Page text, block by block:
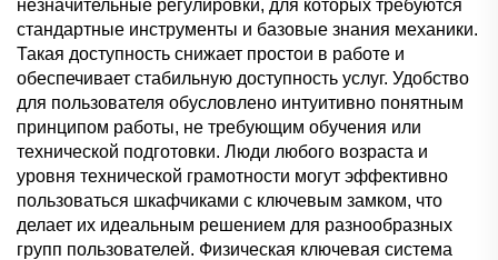
незначительные регулировки, для которых требуются
стандартные инструменты и базовые знания механики.
Такая доступность снижает простои в работе и
обеспечивает стабильную доступность услуг. Удобство
для пользователя обусловлено интуитивно понятным
принципом работы, не требующим обучения или
технической подготовки. Люди любого возраста и
уровня технической грамотности могут эффективно
пользоваться шкафчиками с ключевым замком, что
делает их идеальным решением для разнообразных
групп пользователей. Физическая ключевая система